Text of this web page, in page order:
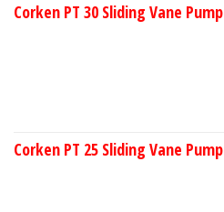
Corken PT 30 Sliding Vane Pump
Corken PT 25 Sliding Vane Pump